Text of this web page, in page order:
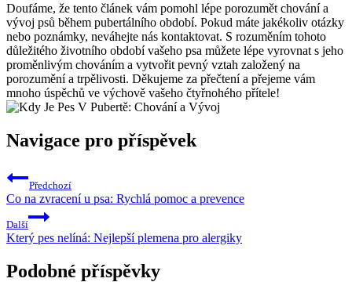
Doufáme, že tento článek vám pomohl lépe porozumět chování a
vývoj psů během pubertálního období. Pokud máte jakékoliv otázky
nebo poznámky, neváhejte nás kontaktovat. S rozuměním tohoto
důležitého životního období vašeho psa můžete lépe vyrovnat s jeho
proměnlivým chováním a vytvořit pevný vztah založený na
porozumění a trpělivosti. Děkujeme za přečtení a přejeme vám
mnoho úspěchů ve výchově vašeho čtyřnohého přítele!
Navigace pro příspěvek
Předchozí
Co na zvracení u psa: Rychlá pomoc a prevence
Další
Který pes nelíná: Nejlepší plemena pro alergiky
Podobné příspěvky